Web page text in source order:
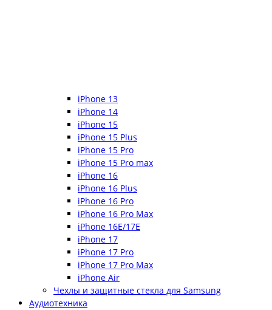
iPhone 13
iPhone 14
iPhone 15
iPhone 15 Plus
iPhone 15 Pro
iPhone 15 Pro max
iPhone 16
iPhone 16 Plus
iPhone 16 Pro
iPhone 16 Pro Max
iPhone 16E/17E
iPhone 17
iPhone 17 Pro
iPhone 17 Pro Max
iPhone Air
Чехлы и защитные стекла для Samsung
Аудиотехника